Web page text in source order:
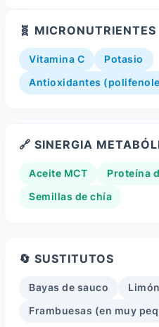
🧬 MICRONUTRIENTES
Vitamina C Potasio
Antioxidantes
🔗 SINERGIA
Aceite MCT Proteína
Semillas de chía
🔄 SUSTITUTOS
Bayas de sauco Limón
Frambuesas (en muy